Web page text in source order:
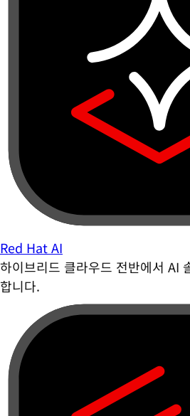
Red Hat AI
하이브리드 클라우드 전반에서 AI
합니다.